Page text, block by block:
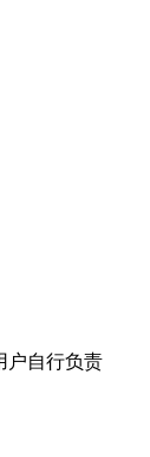
户自行负责